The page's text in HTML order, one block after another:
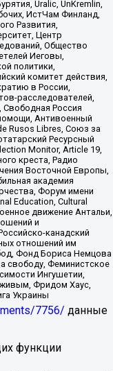
Uralic, UnKremlin,
ИстЧам Финланд,
Развития,
Центр
Общество
Иеговы,
политики,
комитет действия,
в России,
расследователей,
Россия
Антивоенный
Rusos Libres, Союз за
Ресурсный
Monitor, Article 19,
креста, Радио
Восточной Европы,
академия
Форум имени
Education, Cultural
движение Антальи,
и
канадский
отношений им
Фонд Бориса Немцова
свободу, Феминистское
Ингушетии,
Фридом Хаус,
Украины
7756/ данные
функции